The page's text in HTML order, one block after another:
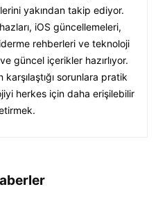
yakından takip ediyor.
iOS güncellemeleri,
rehberleri ve teknoloji
güncel içerikler hazırlıyor.
karşılaştığı sorunlara pratik
herkes için daha erişilebilir